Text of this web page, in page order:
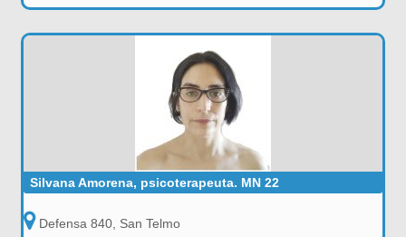
Silvana Amorena, psicoterapeuta. MN 22
Defensa 840, San Telmo